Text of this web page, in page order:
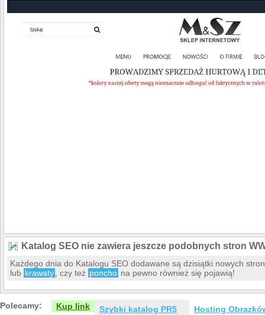
Katalog SEO nie zawiera jeszcze podobnych stron
Każdego dnia do Katalogu SEO dodawane są dzisiątki nowych
lub krawaty , czy też poncho na pewno również się pojawią!
Polecamy: Kup link
Szybki katalog PR5
Hosting